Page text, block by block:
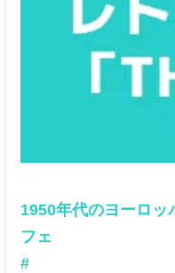
1950年代のヨーロッ
フェ
#